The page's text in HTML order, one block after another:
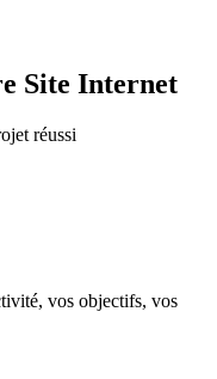
Site Internet
réussi
vos objectifs, vos